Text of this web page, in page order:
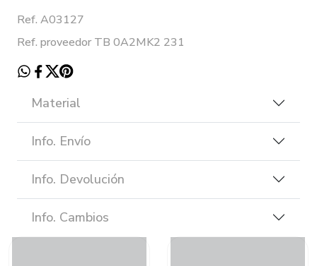
Ref. A03127
Ref. proveedor TB 0A2MK2 231
Material
Info. Envío
Info. Devolución
Info. Cambios